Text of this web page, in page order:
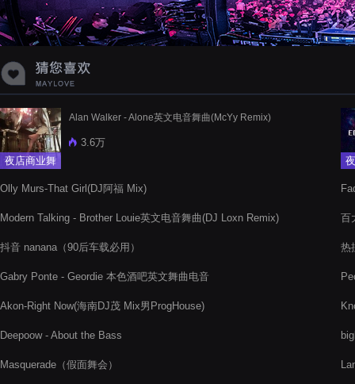
夜店商业舞
Alan Walker - Alone英文电音舞曲(McYy Remix)
3.6万
Olly Murs-That Girl(DJ阿福 Mix)
Modern Talking - Brother Louie英文电音舞曲(DJ Loxn Remix)
抖音 nanana（90后车载必用）
Gabry Ponte - Geordie 本色酒吧英文舞曲电音
Akon-Right Now(海南DJ茂 Mix男ProgHouse)
Deepoow - About the Bass
Masquerade（假面舞会）
百
热